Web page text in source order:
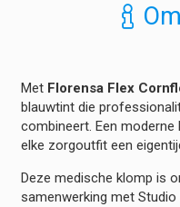
Met Florensa Flex
blauwtint die
combineert. Een
elke zorgoutfit een
Deze medische klomp is
samenwerking met